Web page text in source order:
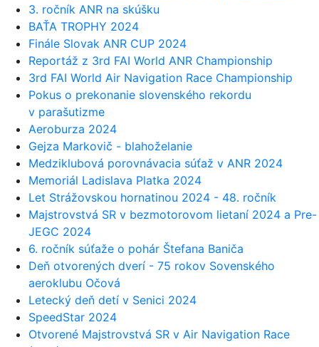
3. ročník ANR na skúšku
BAŤA TROPHY 2024
Finále Slovak ANR CUP 2024
Reportáž z 3rd FAI World ANR Championship
3rd FAI World Air Navigation Race Championship
Pokus o prekonanie slovenského rekordu
v parašutizme
Aeroburza 2024
Gejza Markovič - blahoželanie
Medziklubová porovnávacia súťaž v ANR 2024
Memoriál Ladislava Platka 2024
Let Strážovskou hornatinou 2024 - 48. ročník
Majstrovstvá SR v bezmotorovom lietaní 2024 a Pre-
JEGC 2024
6. ročník súťaže o pohár Štefana Baniča
Deň otvorených dverí - 75 rokov Sovenského
aeroklubu Očová
Letecký deň detí v Senici 2024
SpeedStar 2024
Otvorené Majstrovstvá SR v Air Navigation Race